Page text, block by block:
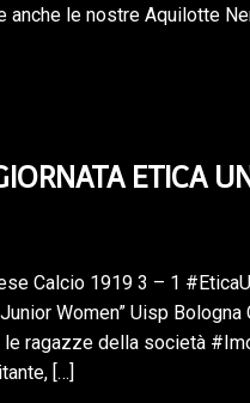
anche le nostre Aquilotte
ETICA
Calcio 1919 3 – 1
Women” Uisp
ragazze della società
[…]